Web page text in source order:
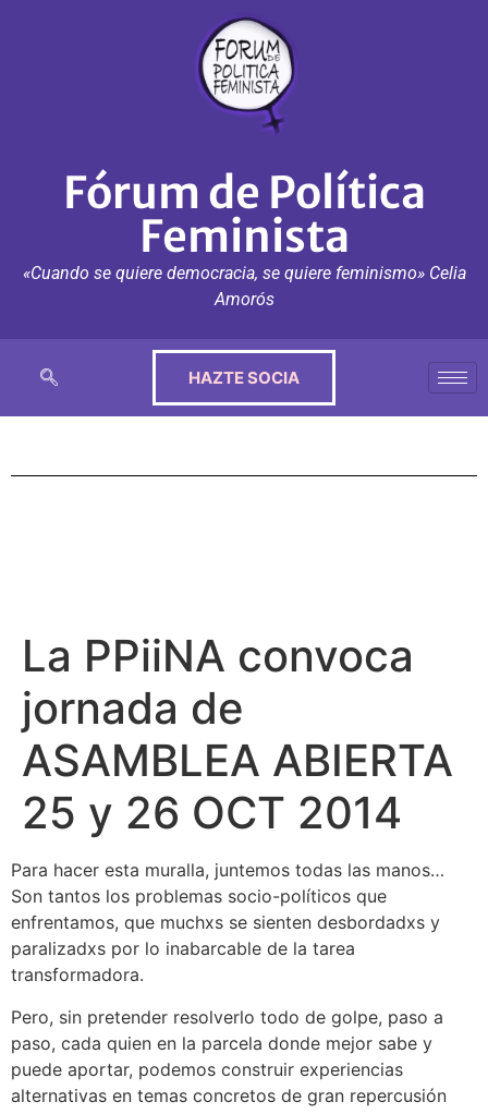
Fórum de Política
Feminista
«Cuando se quiere democracia, se quiere feminismo» Celia
Amorós
HAZTE SOCIA
La PPiiNA convoca
jornada de
ASAMBLEA ABIERTA
25 y 26 OCT 2014
Para hacer esta muralla, juntemos todas las manos…
Son tantos los problemas socio-políticos que
enfrentamos, que muchxs se sienten desbordadxs y
paralizadxs por lo inabarcable de la tarea
transformadora.
Pero, sin pretender resolverlo todo de golpe, paso a
paso, cada quien en la parcela donde mejor sabe y
puede aportar, podemos construir experiencias
alternativas en temas concretos de gran repercusión